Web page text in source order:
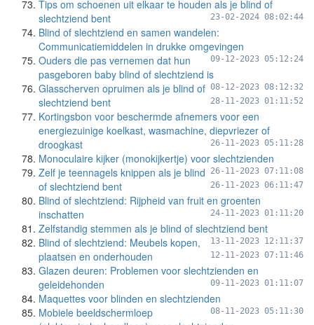
Tips om schoenen uit elkaar te houden als je blind of
slechtziend bent
23-02-2024 08:02:44
Blind of slechtziend en samen wandelen:
Communicatiemiddelen in drukke omgevingen
09-12-2023 05:12:24
Ouders die pas vernemen dat hun
pasgeboren baby blind of slechtziend is
08-12-2023 08:12:32
Glasscherven opruimen als je blind of
slechtziend bent
28-11-2023 01:11:52
Kortingsbon voor beschermde afnemers voor een
energiezuinige koelkast, wasmachine, diepvriezer of
droogkast
26-11-2023 05:11:28
Monoculaire kijker (monokijkertje) voor slechtzienden
26-11-2023 07:11:08
Zelf je teennagels knippen als je blind
of slechtziend bent
26-11-2023 06:11:47
Blind of slechtziend: Rijpheid van fruit en groenten
inschatten
24-11-2023 01:11:20
Zelfstandig stemmen als je blind of slechtziend bent
13-11-2023 12:11:37
Blind of slechtziend: Meubels kopen,
plaatsen en onderhouden
12-11-2023 07:11:46
Glazen deuren: Problemen voor slechtzienden en
geleidehonden
09-11-2023 01:11:07
Maquettes voor blinden en slechtzienden
08-11-2023 05:11:30
Mobiele beeldschermloep